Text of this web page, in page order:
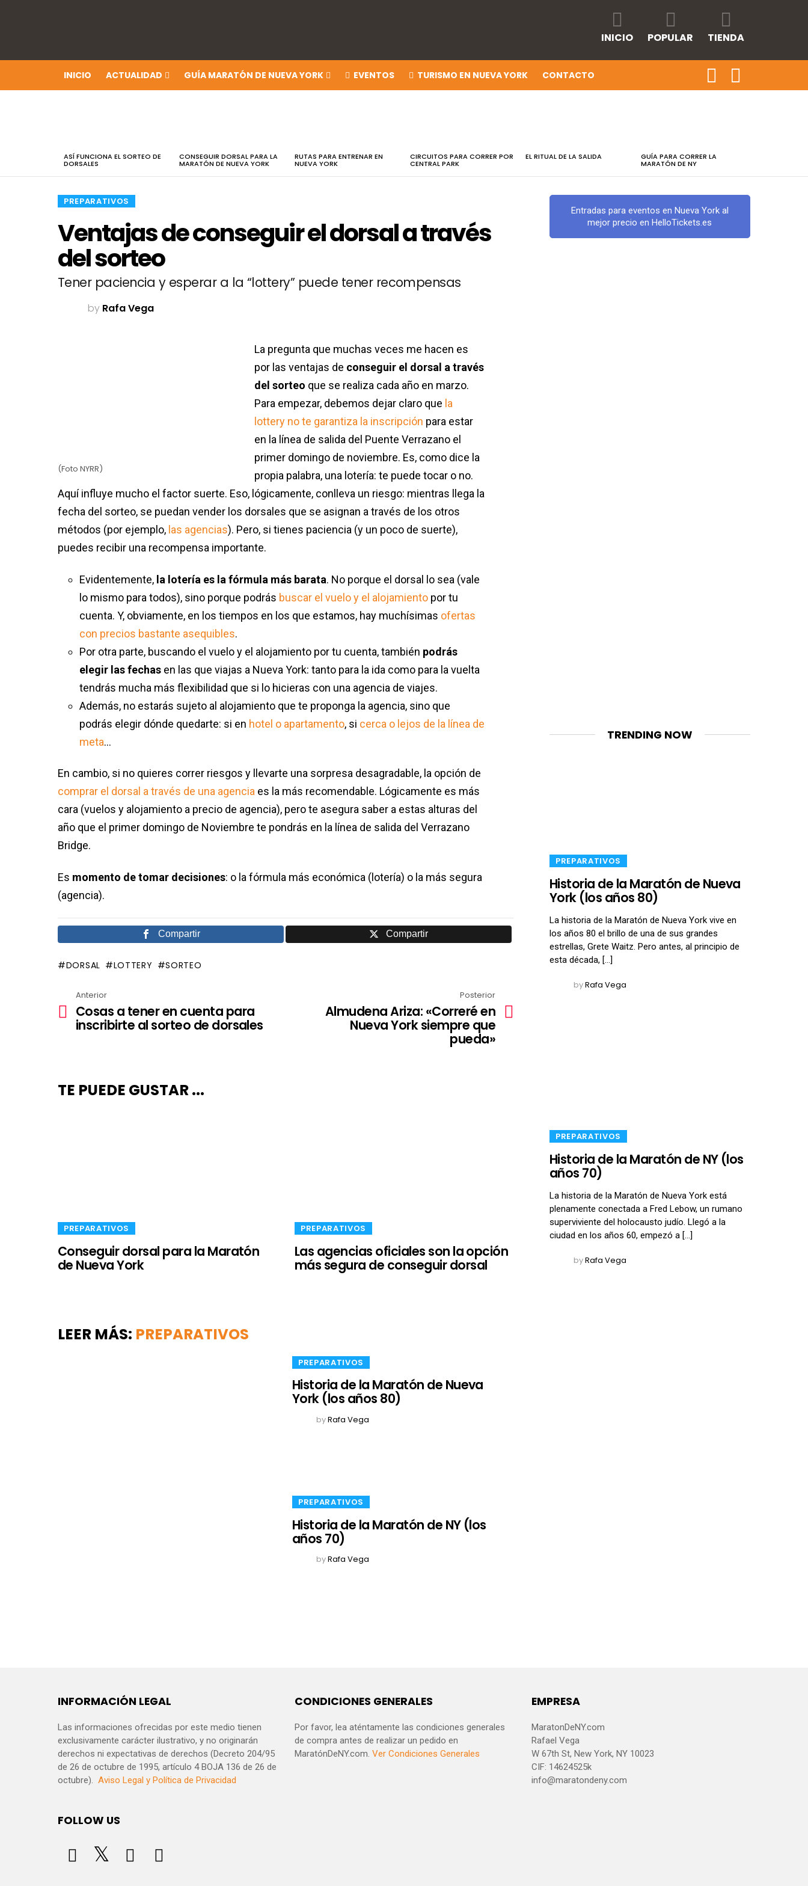
INICIO POPULAR TIENDA
INICIO ACTUALIDAD GUÍA MARATÓN DE NUEVA YORK EVENTOS TURISMO EN NUEVA YORK CONTACTO
ASÍ FUNCIONA EL SORTEO DE
DORSALES
CONSEGUIR DORSAL PARA LA
MARATÓN DE NUEVA YORK
RUTAS PARA ENTRENAR EN
NUEVA YORK
CIRCUITOS PARA CORRER POR
CENTRAL PARK
EL RITUAL DE LA SALIDA GUÍA PARA CORRER LA
MARATÓN DE NY
​PREPARATIVOS
Ventajas de conseguir el dorsal a través
del sorteo
Tener paciencia y esperar a la “lottery” puede tener recompensas
by Rafa Vega
(Foto NYRR)
La pregunta que muchas veces me hacen es
por las ventajas de conseguir el dorsal a través
del sorteo que se realiza cada año en marzo.
Para empezar, debemos dejar claro que la
lottery no te garantiza la inscripción para estar
en la línea de salida del Puente Verrazano el
primer domingo de noviembre. Es, como dice la
propia palabra, una lotería: te puede tocar o no.
Aquí influye mucho el factor suerte. Eso, lógicamente, conlleva un riesgo: mientras llega la
fecha del sorteo, se puedan vender los dorsales que se asignan a través de los otros
métodos (por ejemplo, las agencias). Pero, si tienes paciencia (y un poco de suerte),
puedes recibir una recompensa importante.
Evidentemente, la lotería es la fórmula más barata. No porque el dorsal lo sea (vale
lo mismo para todos), sino porque podrás buscar el vuelo y el alojamiento por tu
cuenta. Y, obviamente, en los tiempos en los que estamos, hay muchísimas ofertas
con precios bastante asequibles.
Por otra parte, buscando el vuelo y el alojamiento por tu cuenta, también podrás
elegir las fechas en las que viajas a Nueva York: tanto para la ida como para la vuelta
tendrás mucha más flexibilidad que si lo hicieras con una agencia de viajes.
Además, no estarás sujeto al alojamiento que te proponga la agencia, sino que
podrás elegir dónde quedarte: si en hotel o apartamento, si cerca o lejos de la línea de
meta…
En cambio, si no quieres correr riesgos y llevarte una sorpresa desagradable, la opción de
comprar el dorsal a través de una agencia es la más recomendable. Lógicamente es más
cara (vuelos y alojamiento a precio de agencia), pero te asegura saber a estas alturas del
año que el primer domingo de Noviembre te pondrás en la línea de salida del Verrazano
Bridge.
Es momento de tomar decisiones: o la fórmula más económica (lotería) o la más segura
(agencia).
Compartir Compartir
DORSAL LOTTERY SORTEO
más
Anterior
Cosas a tener en cuenta para
inscribirte al sorteo de dorsales
Posterior
Almudena Ariza: «Correré en
Nueva York siempre que
pueda»
TE PUEDE GUSTAR ...
​PREPARATIVOS
Conseguir dorsal para la Maratón
de Nueva York
​PREPARATIVOS
Las agencias oficiales son la opción
más segura de conseguir dorsal
LEER MÁS: ​PREPARATIVOS
​PREPARATIVOS
Historia de la Maratón de Nueva
York (los años 80)
byRafa Vega
​PREPARATIVOS
Historia de la Maratón de NY (los
años 70)
byRafa Vega
Entradas para eventos en Nueva York al
mejor precio en HelloTickets.es
TRENDING NOW
​PREPARATIVOS
Historia de la Maratón de Nueva
York (los años 80)
La historia de la Maratón de Nueva York vive en
los años 80 el brillo de una de sus grandes
estrellas, Grete Waitz. Pero antes, al principio de
esta década, […]
byRafa Vega
​PREPARATIVOS
Historia de la Maratón de NY (los
años 70)
La historia de la Maratón de Nueva York está
plenamente conectada a Fred Lebow, un rumano
superviviente del holocausto judío. Llegó a la
ciudad en los años 60, empezó a […]
byRafa Vega
INFORMACIÓN LEGAL
Las informaciones ofrecidas por este medio tienen
exclusivamente carácter ilustrativo, y no originarán
derechos ni expectativas de derechos (Decreto 204/95
de 26 de octubre de 1995, artículo 4 BOJA 136 de 26 de
octubre). Aviso Legal y Política de Privacidad
FOLLOW US
CONDICIONES GENERALES
Por favor, lea aténtamente las condiciones generales
de compra antes de realizar un pedido en
MaratónDeNY.com. Ver Condiciones Generales
EMPRESA
MaratonDeNY.com
Rafael Vega
W 67th St, New York, NY 10023
CIF: 14624525k
info@maratondeny.com